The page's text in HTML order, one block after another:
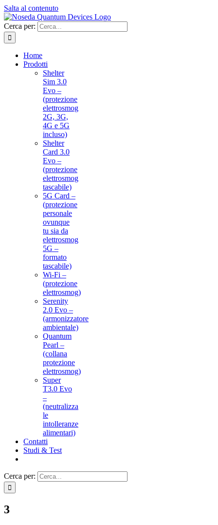
Salta al contenuto
Cerca per:
Home
Prodotti
Shelter
Sim 3.0
Evo –
(protezione
elettrosmog
2G, 3G,
4G e 5G
incluso)
Shelter
Card 3.0
Evo –
(protezione
elettrosmog
tascabile)
5G Card –
(protezione
personale
ovunque
tu sia da
elettrosmog
5G –
formato
tascabile)
Wi-Fi –
(protezione
elettrosmog)
Serenity
2.0 Evo –
(armonizzatore
ambientale)
Quantum
Pearl –
(collana
protezione
elettrosmog)
Super
T3.0 Evo
–
(neutralizza
le
intolleranze
alimentari)
Contatti
Studi & Test
Cerca per:
3